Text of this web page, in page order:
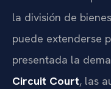
la división de
puede extenderse
presentada la
Circuit Court, las